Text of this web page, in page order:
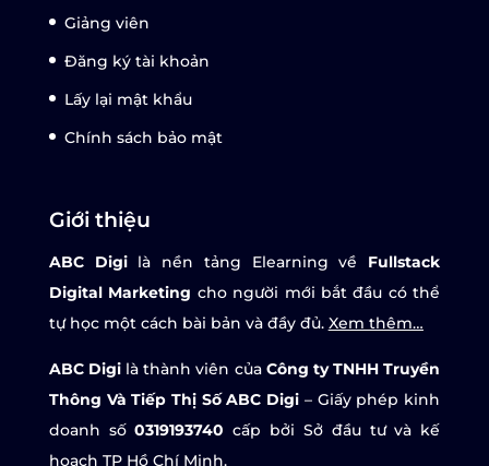
Giảng viên
Đăng ký tài khoản
Lấy lại mật khẩu
Chính sách bảo mật
Giới thiệu
ABC Digilà nền tảng Elearning về Fullstack
Digital Marketing cho người mới bắt đầu có thể
tự học một cách bài bản và đầy đủ. Xem thêm…
ABC Digilà thành viên của Công ty TNHH Truyền
Thông Và Tiếp Thị Số ABC Digi – Giấy phép kinh
doanh số0319193740 cấp bởi Sở đầu tư và kế
hoạch TP Hồ Chí Minh.